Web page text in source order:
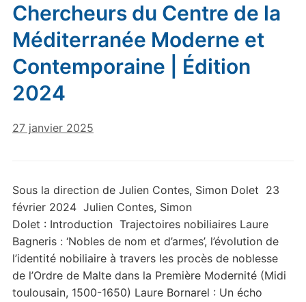
Chercheurs du Centre de la
Méditerranée Moderne et
Contemporaine | Édition
2024
27 janvier 2025
Sous la direction de Julien Contes, Simon Dolet 23
février 2024 Julien Contes, Simon
Dolet : Introduction Trajectoires nobiliaires Laure
Bagneris : ‘Nobles de nom et d’armes’, l’évolution de
l’identité nobiliaire à travers les procès de noblesse
de l’Ordre de Malte dans la Première Modernité (Midi
toulousain, 1500-1650) Laure Bornarel : Un écho